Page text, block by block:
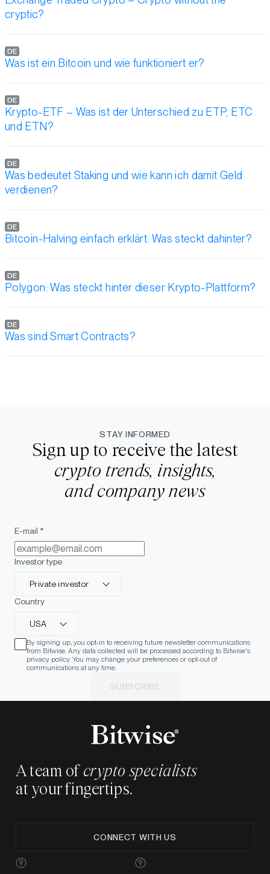
cryptic?
Was ist ein Bitcoin und wie funktioniert er?
DE
Krypto-ETF – Was ist der Unterschied zu ETP, ETC
und ETN?
DE
Was bedeutet Staking und wie kann ich damit Geld
verdienen?
DE
Bitcoin-Halving einfach erklärt: Was steckt dahinter?
DE
Polygon: Was steckt hinter dieser Krypto-Plattform?
DE
Was sind Smart Contracts?
DE
STAY INFORMED
Sign up to receive the latest
crypto trends, insights,
and company news
E-mail *
Investor type
Private investor
Country
USA
By signing up, you opt-in to receiving future newsletter communications
from Bitwise. Any data collected will be processed according to Bitwise's
privacy policy. You may change your preferences or opt-out of
communications at any time.
SUBSCRIBE
A team of crypto specialists
at your fingertips.
CONNECT WITH US